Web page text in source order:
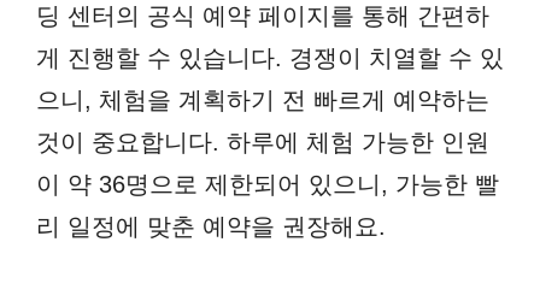
딩 센터의 공식 예약 페이지를 통해 간편하
게 진행할 수 있습니다. 경쟁이 치열할 수 있
으니, 체험을 계획하기 전 빠르게 예약하는
것이 중요합니다. 하루에 체험 가능한 인원
이 약 36명으로 제한되어 있으니, 가능한 빨
리 일정에 맞춘 예약을 권장해요.